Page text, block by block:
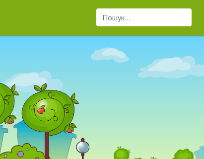
Пошук...